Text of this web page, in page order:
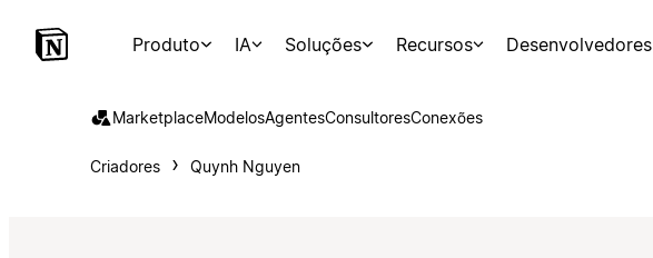
Produto IA Soluções Recursos Desenvolvedores
MarketplaceModelosAgentesConsultoresConexões
Criadores Quynh Nguyen